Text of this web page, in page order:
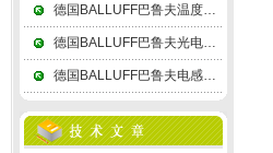
德国BALLUFF巴鲁夫温度传感器测温可以用辐射法和比色法
德国BALLUFF巴鲁夫光电传感器在接收器一个槽的两侧组成槽形光电
德国BALLUFF巴鲁夫电感式传感器次级绕组用差动形式连接，故称差动变压器式